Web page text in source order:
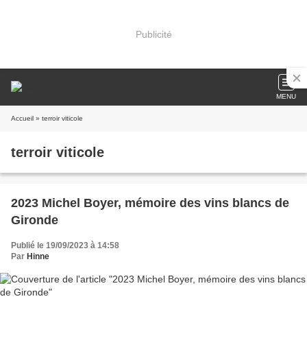
Publicité
MENU
Accueil » terroir viticole
terroir viticole
2023 Michel Boyer, mémoire des vins blancs de
Gironde
Publié le 19/09/2023 à 14:58
Par Hinne